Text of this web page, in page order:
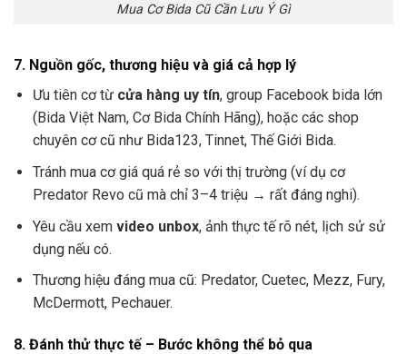
Mua Cơ Bida Cũ Cần Lưu Ý Gì
7. Nguồn gốc, thương hiệu và giá cả hợp lý
Ưu tiên cơ từ cửa hàng uy tín, group Facebook bida lớn
(Bida Việt Nam, Cơ Bida Chính Hãng), hoặc các shop
chuyên cơ cũ như Bida123, Tinnet, Thế Giới Bida.
Tránh mua cơ giá quá rẻ so với thị trường (ví dụ cơ
Predator Revo cũ mà chỉ 3–4 triệu → rất đáng nghi).
Yêu cầu xem video unbox, ảnh thực tế rõ nét, lịch sử sử
dụng nếu có.
Thương hiệu đáng mua cũ: Predator, Cuetec, Mezz, Fury,
McDermott, Pechauer.
8. Đánh thử thực tế – Bước không thể bỏ qua